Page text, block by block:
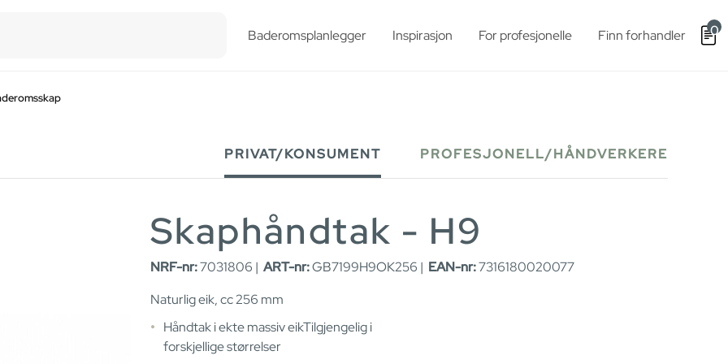
Baderomsplanlegger Inspirasjon For profesjonelle Finn forhandler 0
PRIVAT/KONSUMENT PROFESJONELL/HÅNDVERKERE
Skaphåndtak - H9
NRF-nr:7031806 | ART-nr:GB7199H9OK256 | EAN-nr:7316180020077
Naturlig eik, cc 256 mm
Håndtak i ekte massiv eikTilgjengelig i
forskjellige størrelser